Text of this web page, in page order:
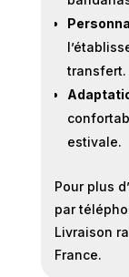
transfert.
estivale.
Pour plus
par
Livraison
France.